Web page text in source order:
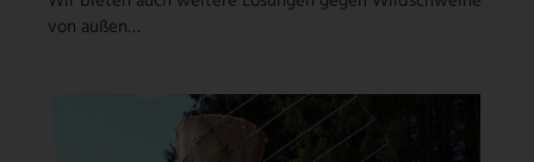
von außen…